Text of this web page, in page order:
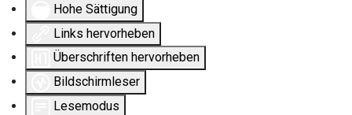
Hohe Sättigung
Links hervorheben
Überschriften hervorheben
Bildschirmleser
Lesemodus